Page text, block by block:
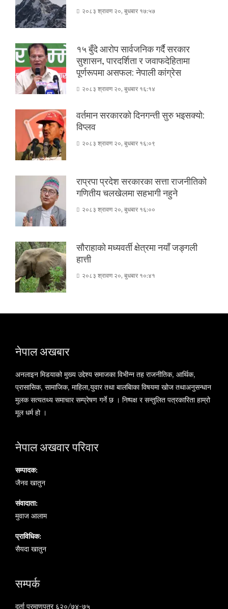
२०८३ श्रावण २०, बुधबार १७:५७
१५ बुँदे आरोप सार्वजनिक गर्दै सरकार
सुशासन, पारदर्शिता र जवाफदेहितामा
पूर्णरूपमा असफल: नेपाली कांग्रेस
२०८३ श्रावण २०, बुधबार १६:१४
वर्तमान सरकारको दिनगन्ती सुरु भइसक्यो:
विप्लव
२०८३ श्रावण २०, बुधबार १६:०९
राप्रपा प्रदेश सरकारका सत्ता राजनीतिको
गणितीय चलखेलमा सहभागी नहुने
२०८३ श्रावण २०, बुधबार १६:००
सौराहाको मध्यवर्ती क्षेत्रमा नयाँ जङ्गली
हात्ती
२०८३ श्रावण २०, बुधबार १०:४१
नेपाल अखबार
अनलाइन मिडयाको मुख्य उद्देश्य समाजका विभीन्न तह राजनीतिक, आर्थिक,
प्रासासिक, सामाजिक, माहिला,युवार तथा बालबािका विषयमा खोज तथाअनुसन्धान
मुलक सत्यतथ्य समाचार सम्प्रेषण गर्ने छ । निष्पक्ष र सन्तुलित पत्रकारिता हाम्रो
मूल धर्म हो ।
नेपाल अखवार परिवार
सम्पादक:
जैनव खातुन
संवादाता:
मुवाज आलाम
प्राविधिक:
सैयदा खातुन
सम्पर्क
दर्ता प्रमाणपत्र ६२०/७४-७५